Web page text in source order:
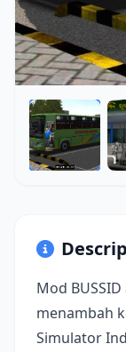
Mod
menambah
Simulator